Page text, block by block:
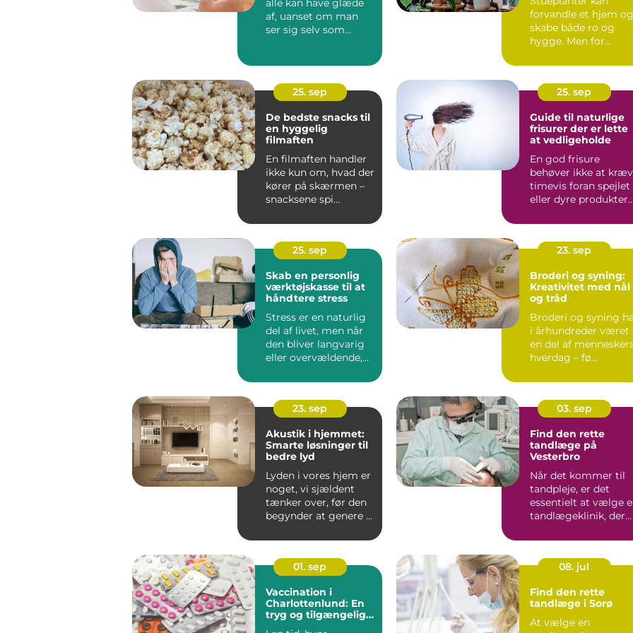
af, uanset om man
ser sig selv som
forvandle et hjem og
skabe både ro og
hygge. Men for
entusiasme...
25. sep
De bedste snacks til
en hyggelig
filmaften
En filmaften handler
ikke kun om, hvad der
kører på skærmen –
snacksene spi...
25. sep
Guide til naturlige
frisurer der er lette
at vedligeholde
En god frisure
behøver ikke at
timevis foran spejlet
eller dyre produkter.
25. sep
Skab en personlig
værktøjskasse til at
håndtere stress
Stress er en naturlig
del af livet, men når
den bliver langvarig
eller overvældende,
23. sep
Broderi og syning:
Kreativitet med nål
og tråd
Broderi og syning
i århundreder været
en del af
hverdag – fø...
23. sep
Akustik i hjemmet:
Smarte løsninger til
bedre lyd
Lyden i vores hjem er
noget, vi sjældent
tænker over, før den
begynder at genere ...
03. sep
Find den rette
tandlæge på
Vesterbro
Når det kommer til
tandpleje, er det
essentielt at vælge
tandlægeklinik, der
01. sep
Vaccination i
Charlottenlund: En
tryg og tilgængelig
08. jul
Find den rette
tandlæge i Sorø
At vælge en